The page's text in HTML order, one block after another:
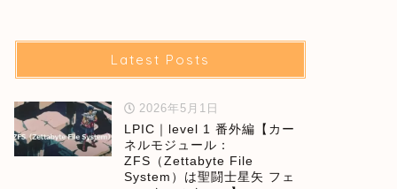
Latest Posts
2026年5月1日
LPIC｜level 1 番外編【カー
ネルモジュール：
ZFS（Zettabyte File
System）は聖闘士星矢 フェ